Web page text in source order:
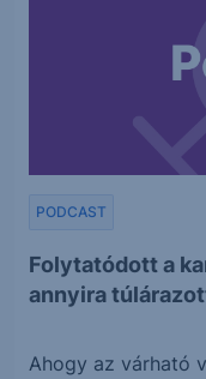
Folytatódott a
annyira
PODCAST
Ahogy az várható